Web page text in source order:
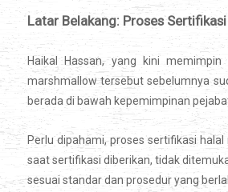
Latar Belakang: Proses Sertifikasi
Haikal Hassan, yang kini
marshmallow tersebut sebelumnya
berada di bawah kepemimpinan
Perlu dipahami, proses sertifikasi
saat sertifikasi diberikan, tidak
sesuai standar dan prosedur yang